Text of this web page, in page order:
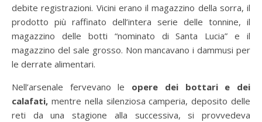
debite registrazioni. Vicini erano il magazzino della sorra, il
prodotto più raffinato dell’intera serie delle tonnine, il
magazzino delle botti “nominato di Santa Lucia” e il
magazzino del sale grosso. Non mancavano i dammusi per
le derrate alimentari.
Nell’arsenale fervevano le opere dei bottari e dei
calafati, mentre nella silenziosa camperia, deposito delle
reti da una stagione alla successiva, si provvedeva